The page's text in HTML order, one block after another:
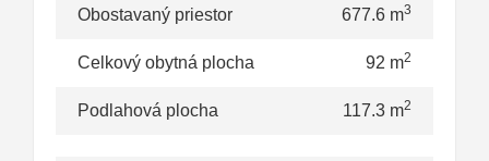
Obostavaný priestor 677.6 m3
Celkový obytná plocha 92 m2
Podlahová plocha 117.3 m2